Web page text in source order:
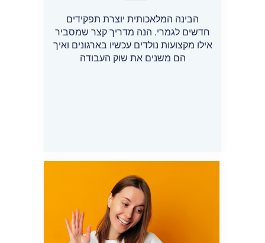
הבינה המלאכותית יוצרת תפקידים
חדשים לגמרי. הנה מדריך קצר שמסביר
אילו מקצועות נולדים עכשיו בארגונים ואיך
הם משנים את שוק העבודה